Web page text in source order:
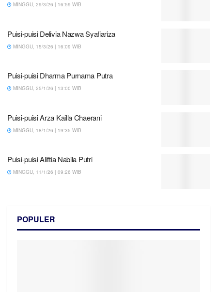
MINGGU, 29/3/26 | 16:59 WIB
Puisi-puisi Delivia Nazwa Syafiariza
MINGGU, 15/3/26 | 16:09 WIB
Puisi-puisi Dharma Purnama Putra
MINGGU, 25/1/26 | 13:00 WIB
Puisi-puisi Arza Kailla Chaerani
MINGGU, 18/1/26 | 19:35 WIB
Puisi-puisi Aliftia Nabila Putri
MINGGU, 11/1/26 | 09:26 WIB
POPULER